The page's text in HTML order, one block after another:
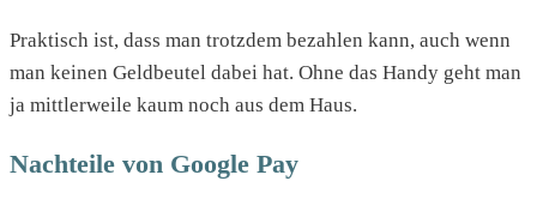
Praktisch ist, dass man trotzdem bezahlen kann, auch wenn
man keinen Geldbeutel dabei hat. Ohne das Handy geht man
ja mittlerweile kaum noch aus dem Haus.
Nachteile von Google Pay